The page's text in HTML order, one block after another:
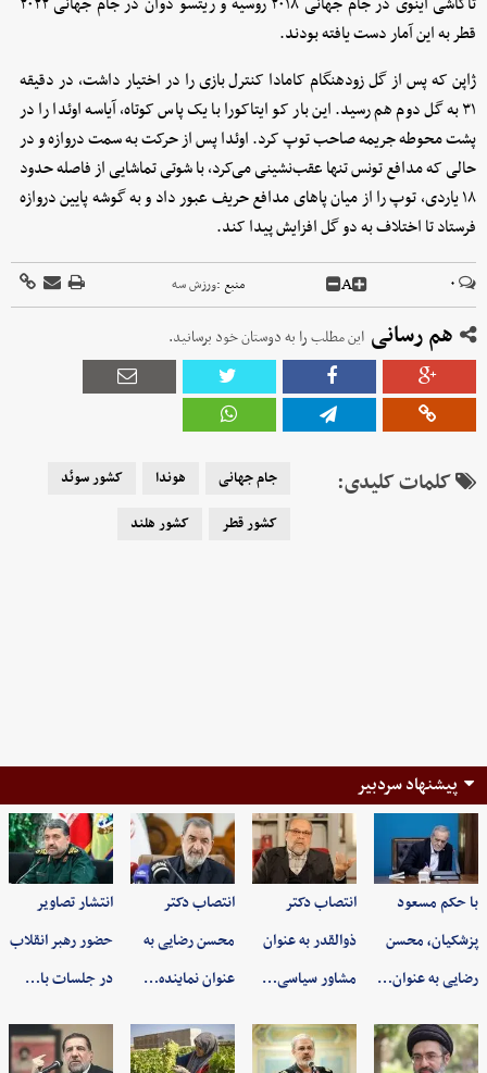
قطر به این آمار دست یافته بودند.
ژاپن که پس از گل زودهنگام کامادا کنترل بازی را در اختیار داشت، در دقیقه
۳۱ به گل دوم هم رسید. این بار کو ایتاکورا با یک پاس کوتاه، آیاسه اوئدا را در
پشت محوطه جریمه صاحب توپ کرد. اوئدا پس از حرکت به سمت دروازه و در
حالی که مدافع تونس تنها عقب‌نشینی می‌کرد، با شوتی تماشایی از فاصله حدود
۱۸ یاردی، توپ را از میان پاهای مدافع حریف عبور داد و به گوشه پایین دروازه
فرستاد تا اختلاف به دو گل افزایش پیدا کند.
۰ A منبع :ورزش سه
هم رسانی این مطلب را به دوستان خود برسانید.
کلمات کلیدی: جام جهانی هوندا
کشور سوئد
کشور قطر
کشور هلند
پیشنهاد سردبیر
با حکم مسعود
پزشکیان، محسن
رضایی به عنوان…
انتصاب دکتر
ذوالقدر به عنوان
مشاور سیاسی…
انتصاب دکتر
محسن رضایی به
عنوان نماینده…
انتشار تصاویر
حضور رهبر انقلاب
در جلسات با…